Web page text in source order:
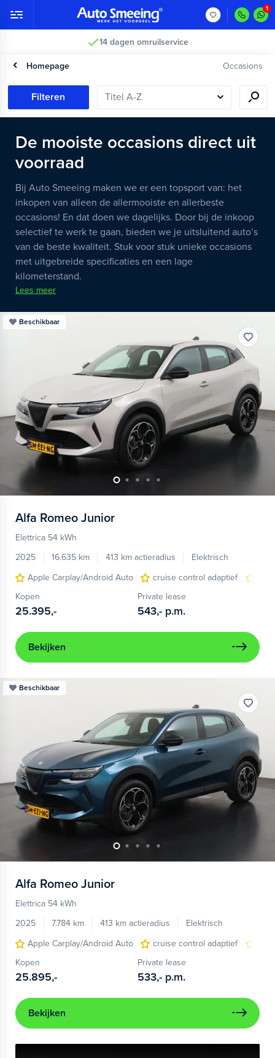
Vakkundig gecontroleerd >
Homepage Occasions
Filteren
De mooiste occasions direct uit
voorraad
Bij Auto Smeeing maken we er een topsport van: het
inkopen van alleen de allermooiste en allerbeste
occasions! En dat doen we dagelijks. Door bij de inkoop
selectief te werk te gaan, bieden we je uitsluitend auto’s
van de beste kwaliteit. Stuk voor stuk unieke occasions
met uitgebreide specificaties en een lage
kilometerstand.
Lees meer
Beschikbaar
Alfa Romeo Junior
Elettrica 54 kWh
2025
16.635 km 413 km actieradius
Elektrisch
Apple Carplay/Android Auto
cruise control adaptief
Kopen
25.395,-
Private lease
543,- p.m.
Bekijken
Beschikbaar
Alfa Romeo Junior
Elettrica 54 kWh
2025
7.784 km 413 km actieradius
Elektrisch
Apple Carplay/Android Auto
cruise control adaptief
Kopen
25.895,-
Private lease
533,- p.m.
Bekijken